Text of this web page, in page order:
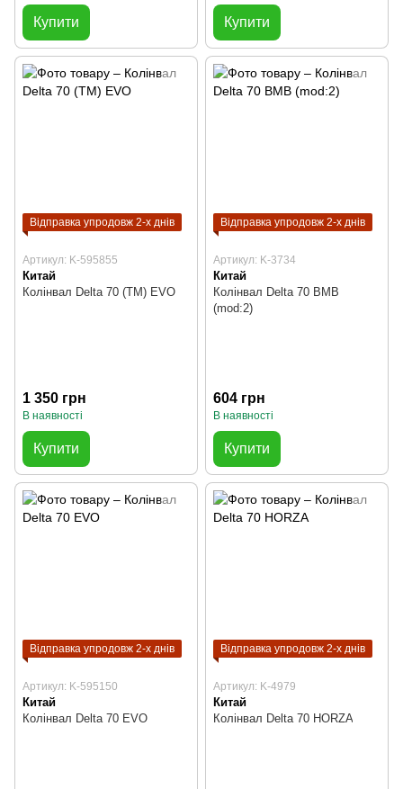
Купити Купити
Відправка упродовж 2-х днів
Артикул: K-595855
Китай
Колінвал Delta 70 (TM) EVO
1 350 грн
В наявності
Купити
Відправка упродовж 2-х днів
Артикул: K-3734
Китай
Колінвал Delta 70 BMB
(mod:2)
604 грн
В наявності
Купити
Відправка упродовж 2-х днів
Артикул: K-595150
Китай
Колінвал Delta 70 EVO
Відправка упродовж 2-х днів
Артикул: K-4979
Китай
Колінвал Delta 70 HORZA